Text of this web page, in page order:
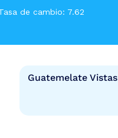
de cambio: 7.62
Guatemelate Vistas